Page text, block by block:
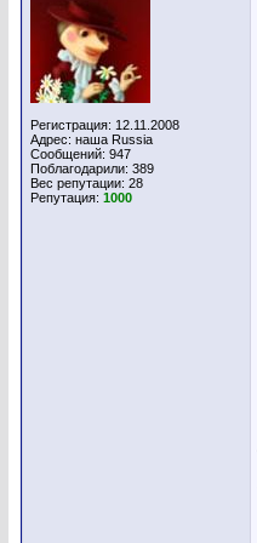
Регистрация: 12.11.2008
Адрес: наша Russia
Сообщений: 947
Поблагодарили: 389
Вес репутации: 28
Репутация: 1000